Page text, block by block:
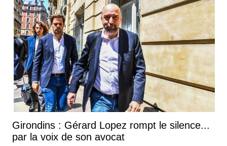
Girondins : Gérard Lopez rompt le silence...
par la voix de son avocat